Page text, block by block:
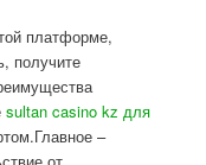
платформе,
получите
sultan casino kz для
–